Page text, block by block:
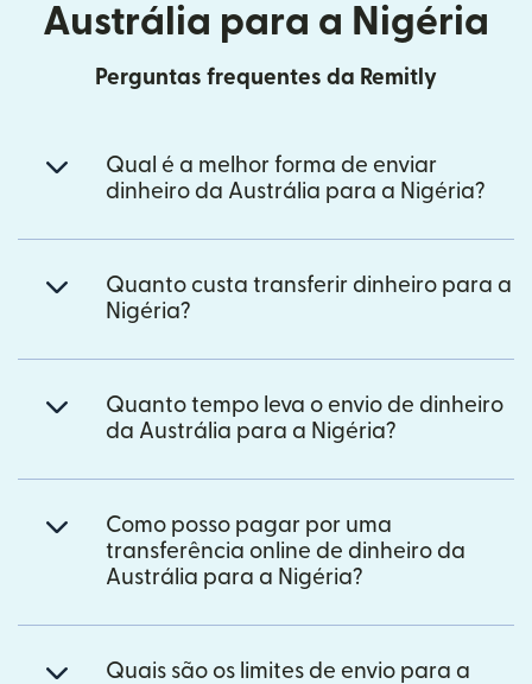
Austrália para a Nigéria
Perguntas frequentes da Remitly
Qual é a melhor forma de enviar
dinheiro da Austrália para a Nigéria?
Quanto custa transferir dinheiro para a
Nigéria?
Quanto tempo leva o envio de dinheiro
da Austrália para a Nigéria?
Como posso pagar por uma
transferência online de dinheiro da
Austrália para a Nigéria?
Quais são os limites de envio para a